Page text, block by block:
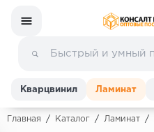
Кварцвинил Ламинат
Главная / Каталог / Ламинат /